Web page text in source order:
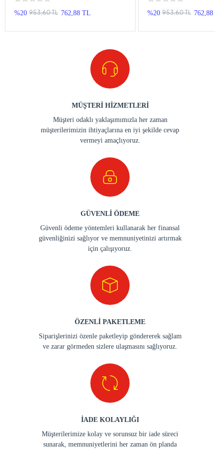
%20 953,60 TL 762,88 TL %20 953,60 TL 762,88
MÜŞTERİ HİZMETLERİ
Müşteri odaklı yaklaşımımızla her zaman
müşterilerimizin ihtiyaçlarına en iyi şekilde cevap
vermeyi amaçlıyoruz.
GÜVENLİ ÖDEME
Güvenli ödeme yöntemleri kullanarak her finansal
güvenliğinizi sağlıyor ve memnuniyetinizi artırmak
için çalışıyoruz.
ÖZENLİ PAKETLEME
Siparişlerinizi özenle paketleyip göndererek sağlam
ve zarar görmeden sizlere ulaşmasını sağlıyoruz.
İADE KOLAYLIĞI
Müşterilerimize kolay ve sorunsuz bir iade süreci
sunarak, memnuniyetlerini her zaman ön planda